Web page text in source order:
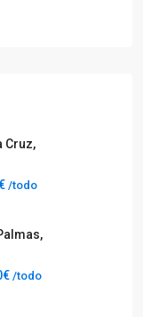
Cruz,
/todo
/todo